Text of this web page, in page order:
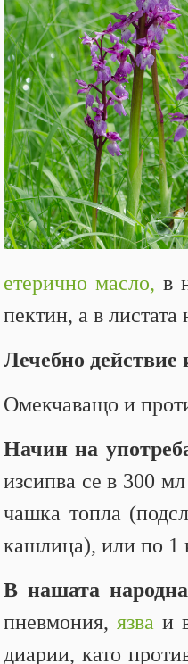
етерично масло, в
пектин, а в
Лечебно действие
Омекчаващо и
Начин на
изсипва се в 300
чашка топла
кашлица), или по 1
В нашата
пневмония, язва и
диарии, като